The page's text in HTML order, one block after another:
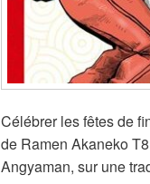
Célébrer les fêtes de
de Ramen Akaneko
Angyaman, sur une